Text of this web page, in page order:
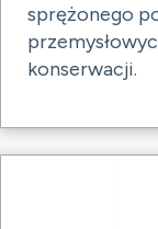
sprężonego
konserwacji.